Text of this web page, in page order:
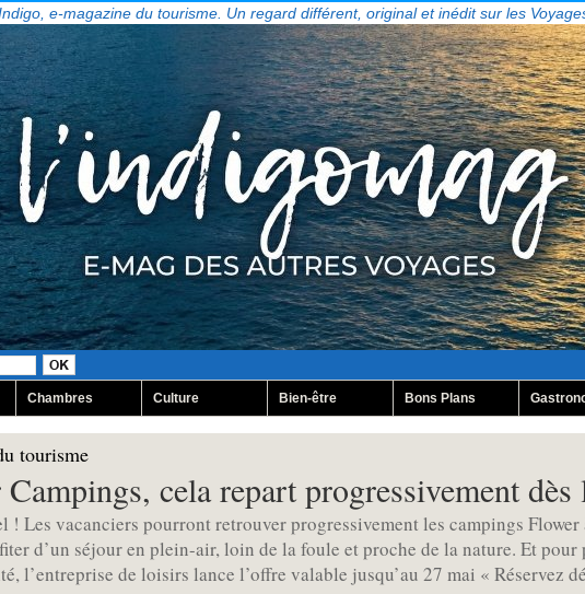
e-magazine du tourisme. Un regard différent, original et inédit sur les
Chambres Culture Bien-être Bons Plans
tourisme
cela repart progressivement
! Les vacanciers pourront retrouver progressivement les campings
d’un séjour en plein-air, loin de la foule et proche de la nature. Et pour
l’entreprise de loisirs lance l’offre valable jusqu’au 27 mai « Réservez